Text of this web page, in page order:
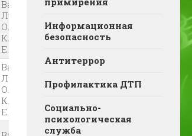
Валетова Ф.Р.,
Луцевич
О.М.Васильева
К.С., Аненкова
Е.В.
Валетова Ф.Р.,
Луцевич
О.М.Васильева
К.С., Аненкова
Е.В.
Информационная
безопасность
Антитеррор
Профилактика ДТП
Социально-
психологическая
служба